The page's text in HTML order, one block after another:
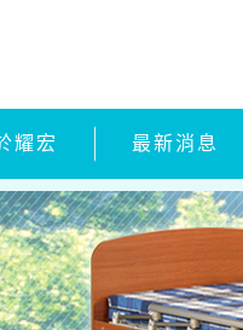
耀宏 最新消息